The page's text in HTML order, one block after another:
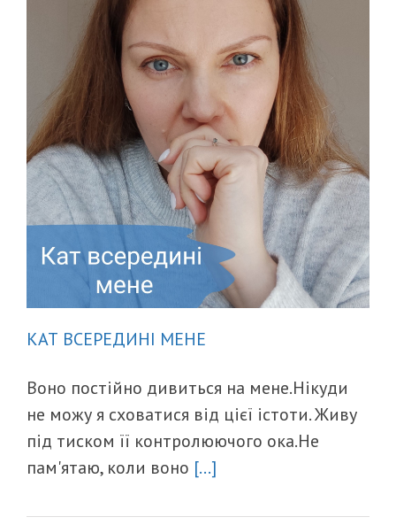
КАТ ВСЕРЕДИНІ МЕНЕ
Воно постійно дивиться на мене.Нікуди
не можу я сховатися від цієї істоти. Живу
під тиском її контролюючого ока.Не
пам'ятаю, коли воно [...]